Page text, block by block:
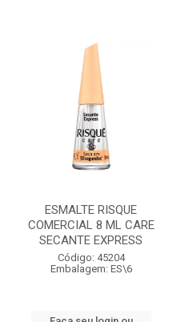
ESMALTE RISQUE
COMERCIAL 8 ML CARE
SECANTE EXPRESS
Código: 45204
Embalagem: ES\6